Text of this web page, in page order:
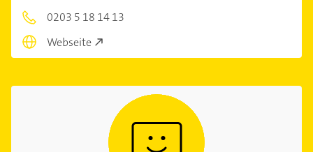
0203 5 18 14 13
Webseite